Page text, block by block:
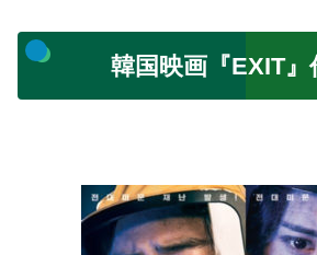
韓国映画『EXIT』